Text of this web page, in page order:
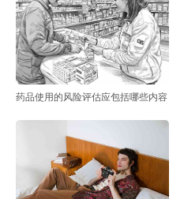
药品使用的风险评估应包括哪些内容